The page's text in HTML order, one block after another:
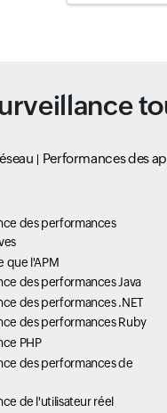
Performances des
des performances
que l'APM
des performances Java
des performances .NET
des performances Ruby
PHP
des performances de
de l'utilisateur réel